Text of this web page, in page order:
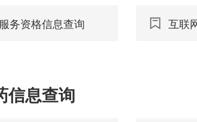
务资格信息查询 互联
信息查询